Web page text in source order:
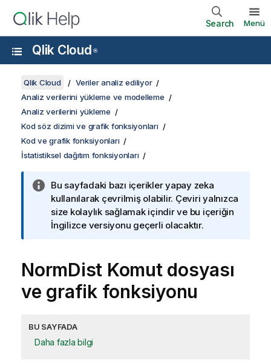
Search Menü
Qlik Cloud ®
Qlik Cloud
Veriler analiz ediliyor
Analiz verilerini yükleme ve modelleme
Analiz verilerini yükleme
Kod söz dizimi ve grafik fonksiyonları
Kod ve grafik fonksiyonları
İstatistiksel dağıtım fonksiyonları
Bu sayfadaki bazı içerikler yapay zeka
kullanılarak çevrilmiş olabilir. Çeviri yalnızca
size kolaylık sağlamak içindir ve bu içeriğin
İngilizce versiyonu geçerli olacaktır.
NormDist Komut dosyası
ve grafik fonksiyonu
BU SAYFADA
Daha fazla bilgi